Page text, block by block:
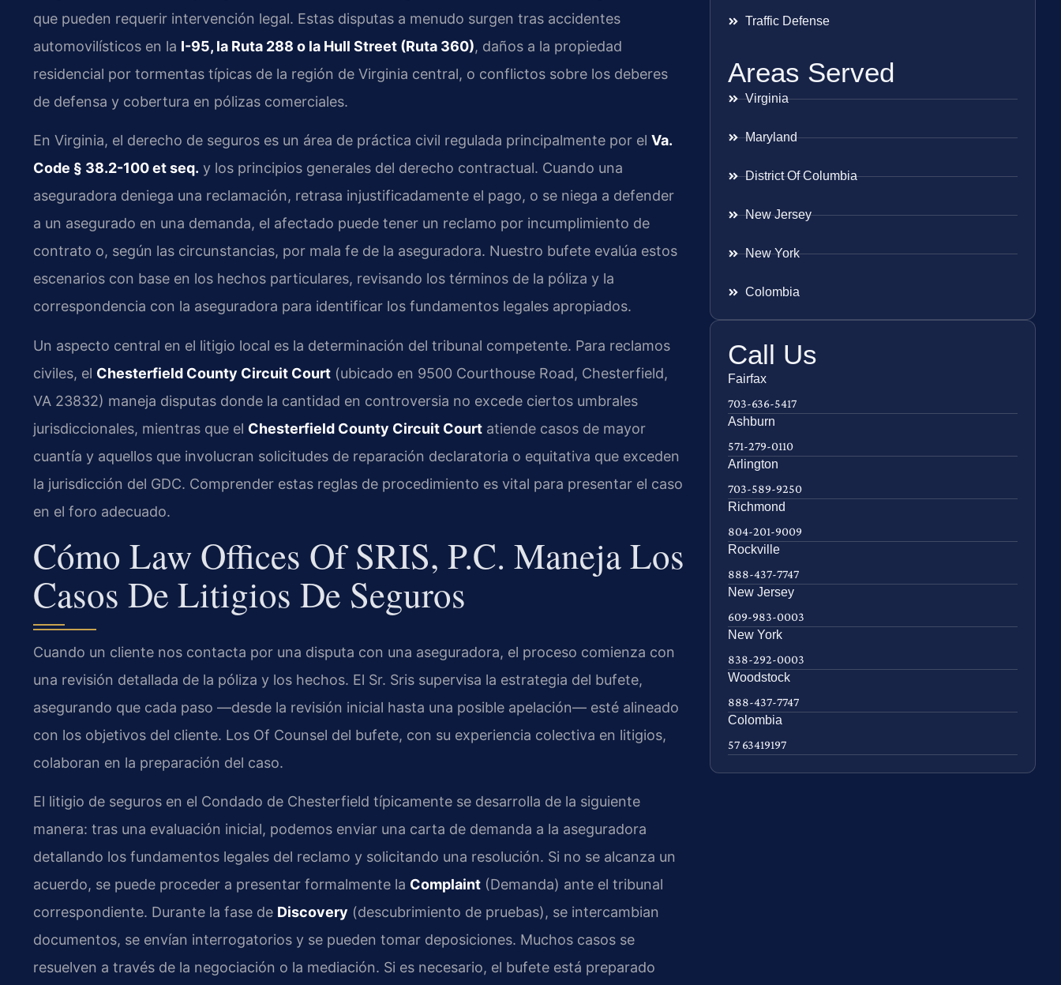
que pueden requerir intervención legal. Estas disputas a menudo surgen tras accidentes
automovilísticos en la I-95, la Ruta 288 o la Hull Street (Ruta 360), daños a la propiedad
residencial por tormentas típicas de la región de Virginia central, o conflictos sobre los deberes
de defensa y cobertura en pólizas comerciales.
En Virginia, el derecho de seguros es un área de práctica civil regulada principalmente por el Va.
Code § 38.2-100 et seq. y los principios generales del derecho contractual. Cuando una
aseguradora deniega una reclamación, retrasa injustificadamente el pago, o se niega a defender
a un asegurado en una demanda, el afectado puede tener un reclamo por incumplimiento de
contrato o, según las circunstancias, por mala fe de la aseguradora. Nuestro bufete evalúa estos
escenarios con base en los hechos particulares, revisando los términos de la póliza y la
correspondencia con la aseguradora para identificar los fundamentos legales apropiados.
Un aspecto central en el litigio local es la determinación del tribunal competente. Para reclamos
civiles, el Chesterfield County Circuit Court (ubicado en 9500 Courthouse Road, Chesterfield,
VA 23832) maneja disputas donde la cantidad en controversia no excede ciertos umbrales
jurisdiccionales, mientras que el Chesterfield County Circuit Court atiende casos de mayor
cuantía y aquellos que involucran solicitudes de reparación declaratoria o equitativa que exceden
la jurisdicción del GDC. Comprender estas reglas de procedimiento es vital para presentar el caso
en el foro adecuado.
Cómo Law Offices Of SRIS, P.C. Maneja Los
Casos De Litigios De Seguros
Cuando un cliente nos contacta por una disputa con una aseguradora, el proceso comienza con
una revisión detallada de la póliza y los hechos. El Sr. Sris supervisa la estrategia del bufete,
asegurando que cada paso —desde la revisión inicial hasta una posible apelación— esté alineado
con los objetivos del cliente. Los Of Counsel del bufete, con su experiencia colectiva en litigios,
colaboran en la preparación del caso.
El litigio de seguros en el Condado de Chesterfield típicamente se desarrolla de la siguiente
manera: tras una evaluación inicial, podemos enviar una carta de demanda a la aseguradora
detallando los fundamentos legales del reclamo y solicitando una resolución. Si no se alcanza un
acuerdo, se puede proceder a presentar formalmente la Complaint (Demanda) ante el tribunal
correspondiente. Durante la fase de Discovery (descubrimiento de pruebas), se intercambian
documentos, se envían interrogatorios y se pueden tomar deposiciones. Muchos casos se
resuelven a través de la negociación o la mediación. Si es necesario, el bufete está preparado
Traffic Defense
Areas Served
Virginia
Maryland
District Of Columbia
New Jersey
New York
Colombia
Call Us
Fairfax
703-636-5417
Ashburn
571-279-0110
Arlington
703-589-9250
Richmond
804-201-9009
Rockville
888-437-7747
New Jersey
609-983-0003
New York
838-292-0003
Woodstock
888-437-7747
Colombia
57 63419197